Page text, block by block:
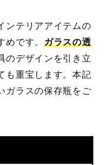
ンテリアアイテムの
です。 ガラスの透
のデザインを引き立
も重宝します。本記
ガラスの保存瓶をご